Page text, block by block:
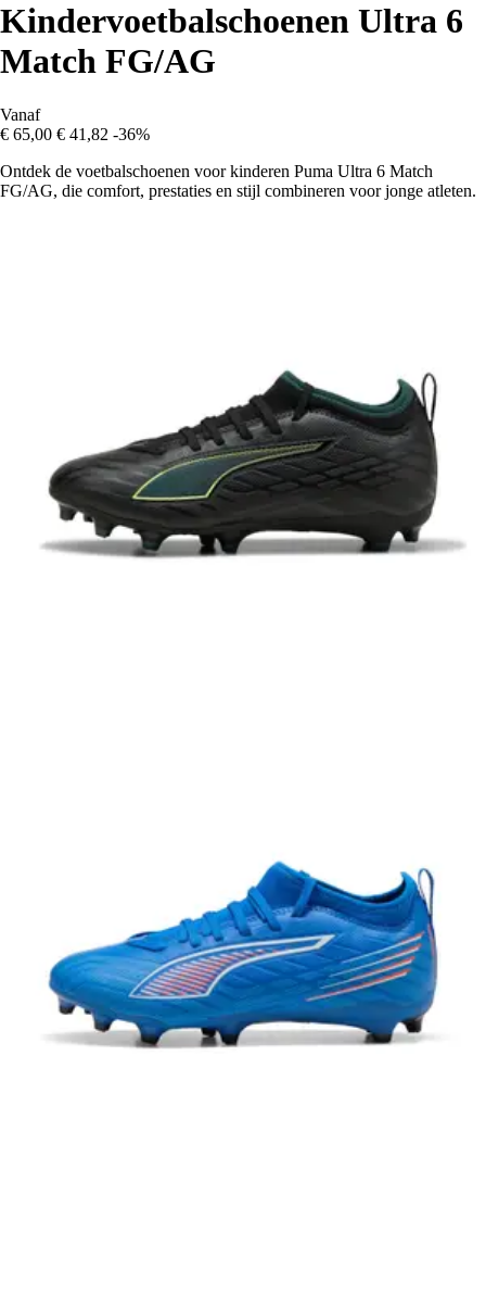
Kindervoetbalschoenen Ultra 6
Match FG/AG
Vanaf
€ 65,00 € 41,82 -36%
Ontdek de voetbalschoenen voor kinderen Puma Ultra 6 Match
FG/AG, die comfort, prestaties en stijl combineren voor jonge atleten.